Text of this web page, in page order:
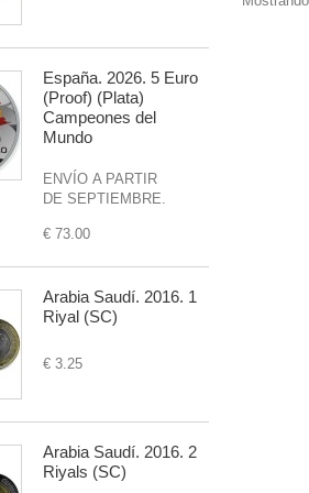
España. 2026. 5 Euro
(Proof) (Plata)
Campeones del
Mundo
ENVÍO A PARTIR
DE SEPTIEMBRE.
€ 73.00
Arabia Saudí. 2016. 1
Riyal (SC)
€ 3.25
Arabia Saudí. 2016. 2
Riyals (SC)